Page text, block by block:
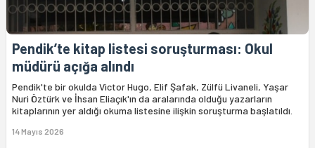
Pendik’te kitap listesi soruşturması: Okul
müdürü açığa alındı
Pendik'te bir okulda Victor Hugo, Elif Şafak, Zülfü Livaneli, Yaşar
Nuri Öztürk ve İhsan Eliaçık'ın da aralarında olduğu yazarların
kitaplarının yer aldığı okuma listesine ilişkin soruşturma başlatıldı.
14 Mayıs 2026